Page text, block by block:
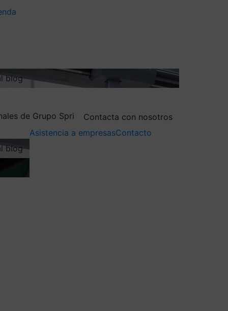
blog
de Grupo Spri
Contacta con nosotros
blog
Asistencia a empresasContacto